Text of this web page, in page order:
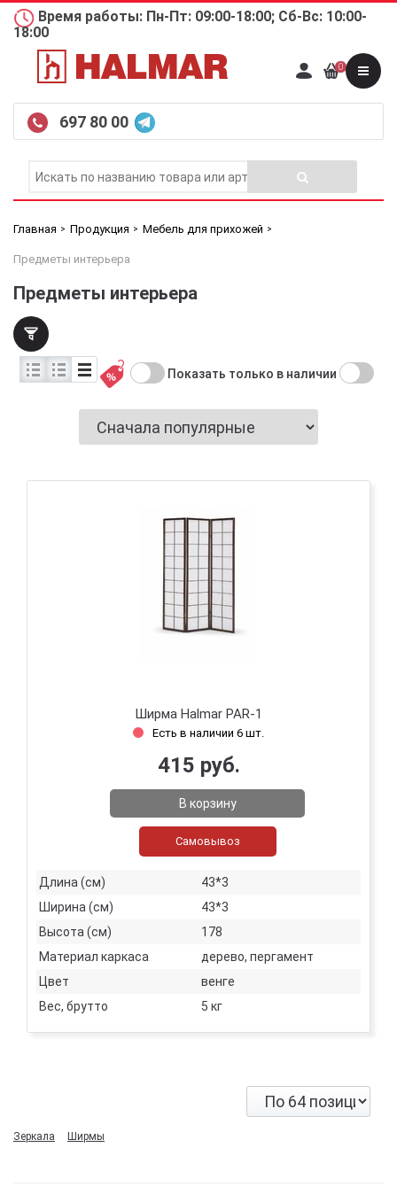
Время работы: Пн-Пт: 09:00-18:00; Сб-Вс: 10:00-
18:00
697 80 00
0
Главная Продукция Мебель для прихожей
Предметы интерьера
Предметы интерьера
Показать только в наличии
Ширма Halmar PAR-1
Есть в наличии 6 шт.
415 руб.
В корзину
Самовывоз
Длина (см)
43*3
Ширина (см)
43*3
Высота (см)
178
Материал каркаса
дерево, пергамент
Цвет
венге
Вес, брутто
5 кг
Зеркала Ширмы